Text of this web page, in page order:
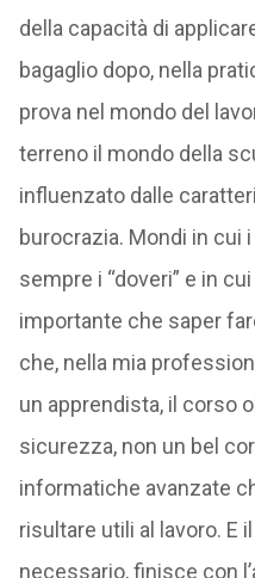
della capacità di
bagaglio dopo, nella
prova nel mondo del
terreno il mondo della
influenzato dalle
burocrazia. Mondi in cui
sempre i “doveri” e in
importante che saper
che, nella mia
un apprendista, il corso
sicurezza, non un bel
informatiche avanzate
risultare utili al lavoro. E
necessario, finisce con